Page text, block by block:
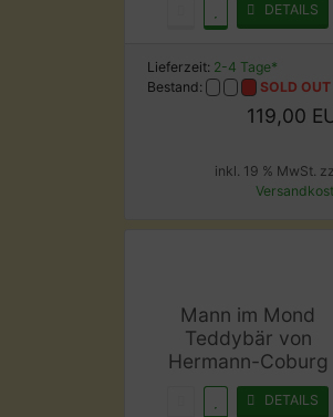
DETAILS
Lieferzeit: 2-4 Tage*
Bestand:
SOLD OUT
119,00
inkl. 19 % MwSt.
Mann im Mond
Teddybär von
Hermann-Coburg
DETAILS